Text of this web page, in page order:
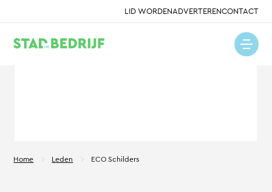
LID WORDENADVERTERENCONTACT
Home Leden ECO Schilders